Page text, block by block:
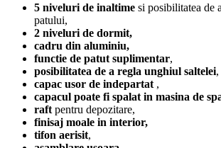
5 niveluri de inaltime si posibilitatea de
patului,
2 niveluri de dormit,
cadru din aluminiu,
functie de patut suplimentar,
posibilitatea de a regla unghiul saltelei,
capac usor de indepartat ,
capacul poate fi spalat in masina de
raft pentru depozitare,
finisaj moale in interior,
tifon aerisit,